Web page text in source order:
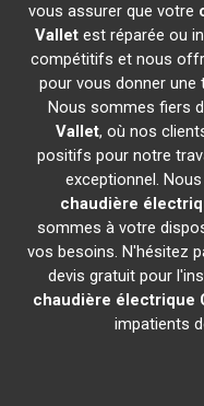
vous assurer que votre
Vallet est réparée ou
compétitifs et nous
pour vous donner une
Nous sommes fiers
Vallet, où nos
positifs pour notre
exceptionnel.
chaudière
sommes à votre
vos besoins. N'hésitez
devis gratuit pour
chaudière électrique
impatients